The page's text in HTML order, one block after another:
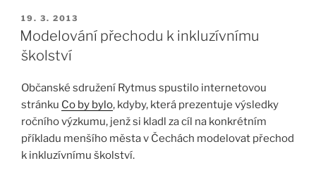
19. 3. 2013
Modelování přechodu k inkluzívnímu
školství
Občanské sdružení Rytmus spustilo internetovou
stránku Co by bylo, kdyby, která prezentuje výsledky
ročního výzkumu, jenž si kladl za cíl na konkrétním
příkladu menšího města v Čechách modelovat přechod
k inkluzívnímu školství.